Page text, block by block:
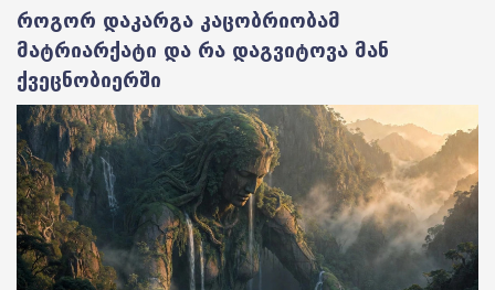
როგორ დაკარგა კაცობრიობამ
მატრიარქატი და რა დაგვიტოვა მან
ქვეცნობიერში